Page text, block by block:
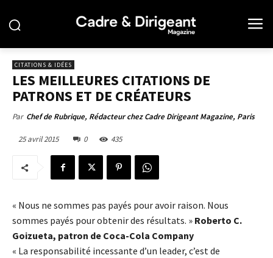
CITATIONS & IDÉES
LES MEILLEURES CITATIONS DE
PATRONS ET DE CRÉATEURS
Par Chef de Rubrique, Rédacteur chez Cadre Dirigeant Magazine, Paris
25 avril 2015 0 435
« Nous ne sommes pas payés pour avoir raison. Nous
sommes payés pour obtenir des résultats. » Roberto C.
Goizueta, patron de Coca-Cola Company
« La responsabilité incessante d’un leader, c’est de